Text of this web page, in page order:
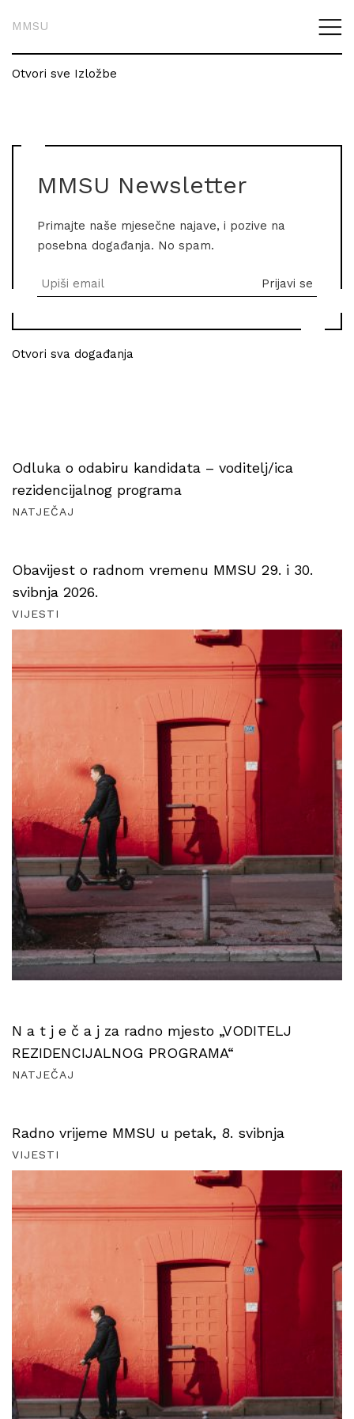
MMSU
Otvori sve Izložbe
MMSU Newsletter
Primajte naše mjesečne najave, i pozive na
posebna događanja. No spam.
Otvori sva događanja
Odluka o odabiru kandidata – voditelj/ica
rezidencijalnog programa
NATJEČAJ
Obavijest o radnom vremenu MMSU 29. i 30.
svibnja 2026.
VIJESTI
N a t j e č a j za radno mjesto „VODITELJ
REZIDENCIJALNOG PROGRAMA“
NATJEČAJ
Radno vrijeme MMSU u petak, 8. svibnja
VIJESTI